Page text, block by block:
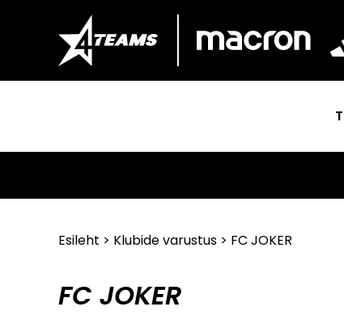
Esileht > Klubide varustus > FC JOKER
FC JOKER